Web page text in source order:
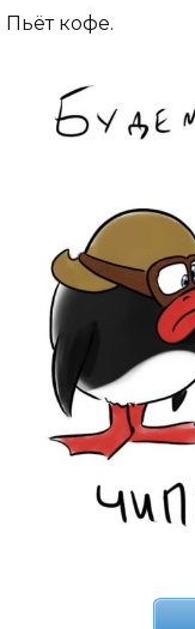
Пьёт кофе.